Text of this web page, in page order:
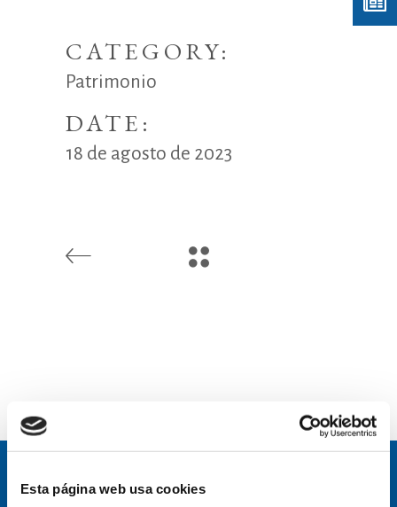
Esta página web usa cookies
CATEGORY:
Patrimonio
DATE:
18 de agosto de 2023